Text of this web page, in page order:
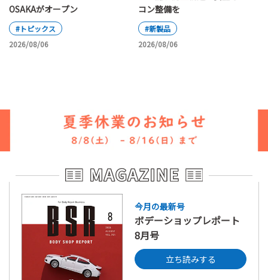
OSAKAがオープン
#トピックス
2026/08/06
コン整備を
#新製品
2026/08/06
今月の最新号
ボデーショップレポート
8月号
立ち読みする